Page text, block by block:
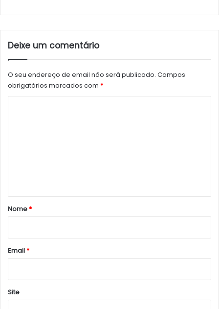
Deixe um comentário
O seu endereço de email não será publicado. Campos
obrigatórios marcados com *
r
*
Nome*
Email*
Site